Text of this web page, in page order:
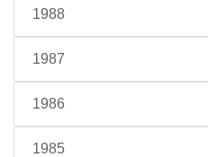
1988
1987
1986
1985